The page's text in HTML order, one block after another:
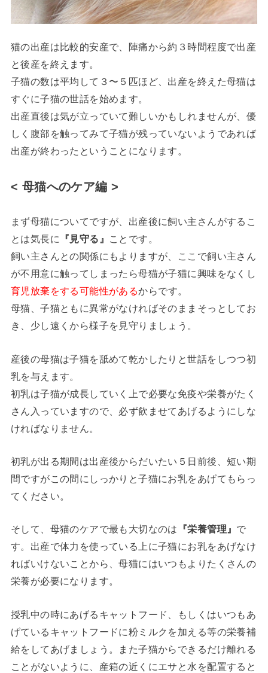
猫の出産は比較的安産で、陣痛から約３時間程度で出産
と後産を終えます。
子猫の数は平均して３〜５匹ほど、出産を終えた母猫は
すぐに子猫の世話を始めます。
出産直後は気が立っていて難しいかもしれませんが、優
しく腹部を触ってみて子猫が残っていないようであれば
出産が終わったということになります。
< 母猫へのケア編 >
まず母猫についてですが、出産後に飼い主さんがするこ
とは気長に
『見守る』
ことです。
飼い主さんとの関係にもよりますが、ここで飼い主さん
が不用意に触ってしまったら母猫が子猫に興味をなくし
育児放棄をする可能性があるからです。
母猫、子猫ともに異常がなければそのままそっとしてお
き、少し遠くから様子を見守りましょう。
産後の母猫は子猫を舐めて乾かしたりと世話をしつつ初
乳を与えます。
初乳は子猫が成長していく上で必要な免疫や栄養がたく
さん入っていますので、必ず飲ませてあげるようにしな
ければなりません。
初乳が出る期間は出産後からだいたい５日前後、短い期
間ですがこの間にしっかりと子猫にお乳をあげてもらっ
てください。
そして、母猫のケアで最も大切なのは 『栄養管理』 で
す。出産で体力を使っている上に子猫にお乳をあげなけ
ればいけないことから、母猫にはいつもよりたくさんの
栄養が必要になります。
授乳中の時にあげるキャットフード、もしくはいつもあ
げているキャットフードに粉ミルクを加える等の栄養補
給をしてあげましょう。また子猫からできるだけ離れる
ことがないように、産箱の近くにエサと水を配置すると